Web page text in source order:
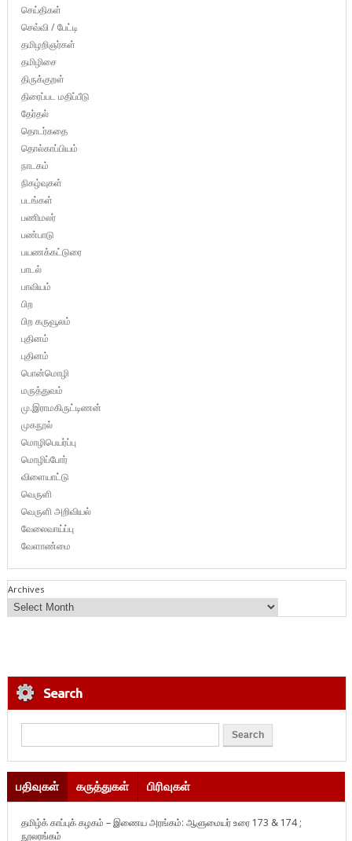
செய்திகள்
செவ்வி / பேட்டி
தமிழறிஞர்கள்
தமிழிசை
திருக்குறள்
திரைப்பட மதிப்பீடு
தேர்தல்
தொடர்கதை
தொல்காப்பியம்
நாடகம்
நிகழ்வுகள்
படங்கள்
பணிமலர்
பண்பாடு
பயணக்கட்டுரை
பாடல்
பாவியம்
பிற
பிற கருவூலம்
புதினம்
புதினம்
பொன்மொழி
மருத்துவம்
மு.இராமகிருட்டிணன்
முகநூல்
மொழிபெயர்ப்பு
மொழிப்போர்
விளையாட்டு
வெருளி
வெருளி அறிவியல்
வேலைவாய்ப்பு
வேளாண்மை
Archives
Search
பதிவுகள் கருத்துகள் பிரிவுகள்
தமிழ்க் காப்புக் கழகம் – இணைய அரங்கம்: ஆளுமையர் உரை 173 & 174 ;
நூலரங்கம்